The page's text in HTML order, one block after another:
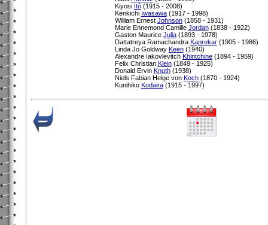
Kiyosi Itô(1915 - 2008)
Kenkichi Iwasawa(1917 - 1998)
William Ernest Johnson(1858 - 1931)
Marie Ennemond Camille Jordan(1838 - 1922)
Gaston Maurice Julia(1893 - 1978)
Dattatreya Ramachandra Kaprekar(1905 - 1986)
Linda Jo Goldway Keen(1940)
Alexandre Iakovlevitch Khintchine(1894 - 1959)
Felix Christian Klein(1849 - 1925)
Donald Ervin Knuth(1938)
Niels Fabian Helge von Koch(1870 - 1924)
Kunihiko Kodaira(1915 - 1997)